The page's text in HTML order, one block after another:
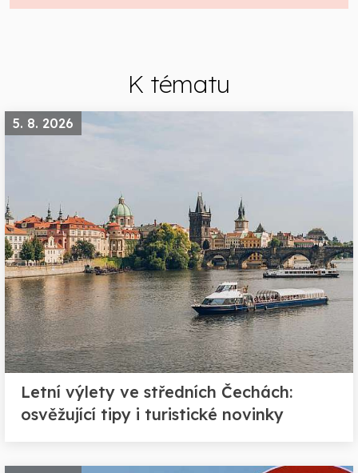
K tématu
5. 8. 2026
Letní výlety ve středních Čechách:
osvěžující tipy i turistické novinky